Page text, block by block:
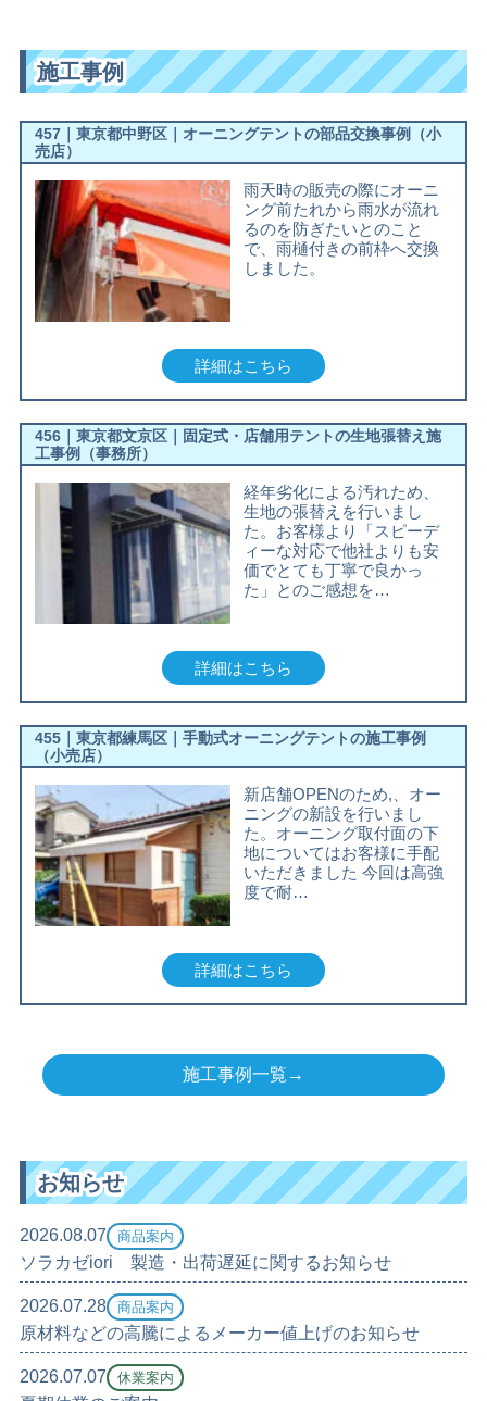
施工事例
457｜東京都中野区｜オーニングテントの部品交換事例（小
売店）
雨天時の販売の際にオーニ
ング前たれから雨水が流れ
るのを防ぎたいとのこと
で、雨樋付きの前枠へ交換
しました。
詳細はこちら
456｜東京都文京区｜固定式・店舗用テントの生地張替え施
工事例（事務所）
経年劣化による汚れため、
生地の張替えを行いまし
た。お客様より「スピーデ
ィーな対応で他社よりも安
価でとても丁寧で良かっ
た」とのご感想を…
詳細はこちら
455｜東京都練馬区｜手動式オーニングテントの施工事例
（小売店）
新店舗OPENのため,、オー
ニングの新設を行いまし
た。オーニング取付面の下
地についてはお客様に手配
いただきました 今回は高強
度で耐…
詳細はこちら
施工事例一覧→
お知らせ
2026.08.07 商品案内
ソラカゼiori 製造・出荷遅延に関するお知らせ
2026.07.28 商品案内
原材料などの高騰によるメーカー値上げのお知らせ
2026.07.07 休業案内